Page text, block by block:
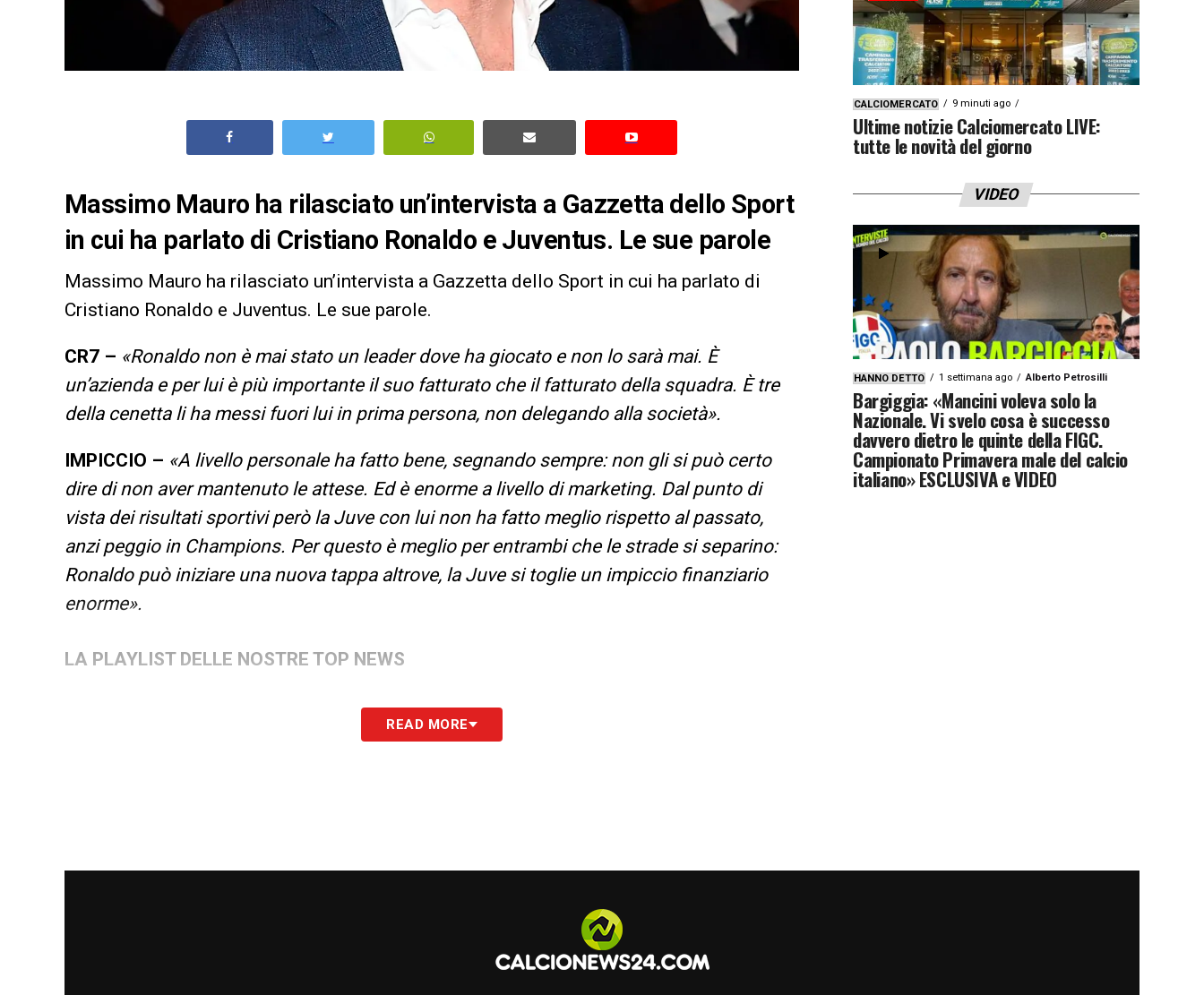
Massimo Mauro ha rilasciato un’intervista a Gazzetta dello Sport
in cui ha parlato di Cristiano Ronaldo e Juventus. Le sue parole
Massimo Mauro ha rilasciato un’intervista a Gazzetta dello Sport in cui ha parlato di
Cristiano Ronaldo e Juventus. Le sue parole.
CR7 – «Ronaldo non è mai stato un leader dove ha giocato e non lo sarà mai. È
un’azienda e per lui è più importante il suo fatturato che il fatturato della squadra. È tre
della cenetta li ha messi fuori lui in prima persona, non delegando alla società».
IMPICCIO – «A livello personale ha fatto bene, segnando sempre: non gli si può certo
dire di non aver mantenuto le attese. Ed è enorme a livello di marketing. Dal punto di
vista dei risultati sportivi però la Juve con lui non ha fatto meglio rispetto al passato,
anzi peggio in Champions. Per questo è meglio per entrambi che le strade si separino:
Ronaldo può iniziare una nuova tappa altrove, la Juve si toglie un impiccio finanziario
enorme».
LA PLAYLIST DELLE NOSTRE TOP NEWS
READ MORE
CALCIOMERCATO 9 minuti ago
Ultime notizie Calciomercato LIVE:
tutte le novità del giorno
VIDEO
HANNO DETTO 1 settimana ago Alberto Petrosilli
Bargiggia: «Mancini voleva solo la
Nazionale. Vi svelo cosa è successo
davvero dietro le quinte della FIGC.
Campionato Primavera male del calcio
italiano» ESCLUSIVA e VIDEO